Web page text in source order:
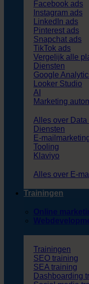
Facebook ads
Instagram ads
LinkedIn ads
Pinterest ads
Snapchat ads
TikTok ads
Vergelijk alle
Diensten
Google
Looker Studio
AI
Marketing
Alles over Data
Diensten
E-
Tooling
Klaviyo
Alles over E-
Trainingen
Online
Trainingen
SEO training
SEA training
Dashboarding